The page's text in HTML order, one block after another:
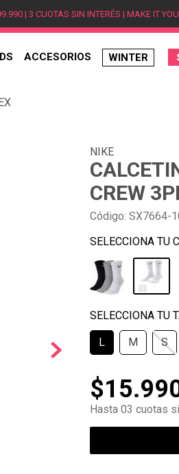
| 3 CUOTAS SIN INTERÉS | MAKE IT
ACCESORIOS WINTER
NIKE
CREW
Código: SX7664-
L M S
$15.
Hasta 03 cuotas